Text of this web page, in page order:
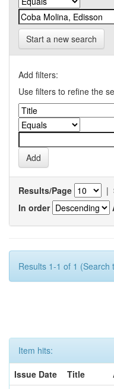
Start a new search
Add filters:
Use filters to refine the
Results/Page |
In order
Results 1-1 of 1 (Search
Item hits:
Issue Date
Title